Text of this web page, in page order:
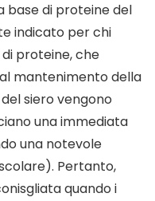
base di proteine del
indicato per chi
proteine, che
mantenimento della
siero vengono
una immediata
una notevole
Pertanto,
quando i